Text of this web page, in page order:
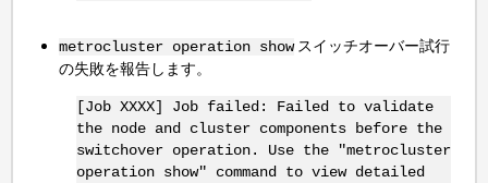
metrocluster operation showスイッチオーバー試行
の失敗を報告します。
[Job XXXX] Job failed: Failed to validate
the node and cluster components before the
switchover operation. Use the "metrocluster
operation show" command to view detailed